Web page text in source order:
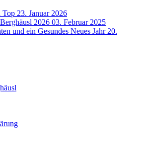
Top 23. Januar 2026
2026 03. Februar 2025
und ein Gesundes Neues Jahr 20.